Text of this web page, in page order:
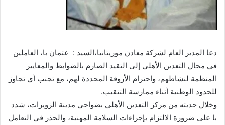
دعا المدير العام لشركة معادن موريتانيا،السيد : عثمان با، العاملين
في مجال التعدين الأهلي إلى التقيد الصارم بالضوابط والمعايير
المنظمة لنشاطهم، واحترام الأروقة المحددة لهم، مع تجنب أي تجاوز
للحدود الوطنية أثناء ممارسة التنقيب.
وخلال حديثه من مركز التعدين الأهلي بضواحي مدينة الزويرات، شدد
با على ضرورة الالتزام بإجراءات السلامة المهنية، والحذر في التعامل